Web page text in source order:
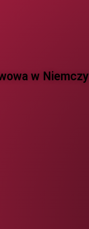
w Niemczy